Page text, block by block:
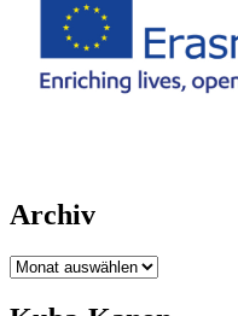
Archiv
Archiv